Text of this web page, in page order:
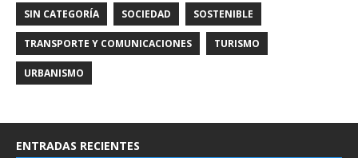
SIN CATEGORÍA SOCIEDAD SOSTENIBLE
TRANSPORTE Y COMUNICACIONES TURISMO
URBANISMO
ENTRADAS RECIENTES